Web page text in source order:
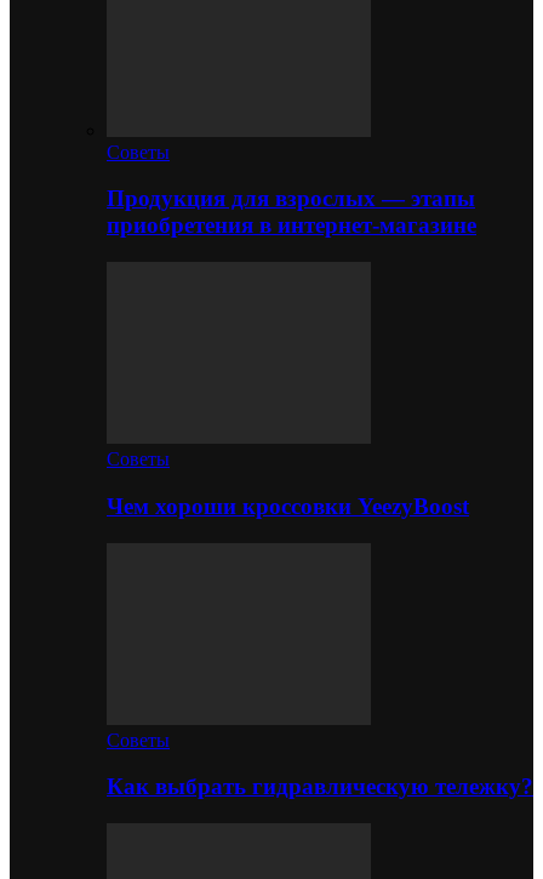
Советы
Продукция для взрослых — этапы
приобретения в интернет-магазине
Советы
Чем хороши кроссовки YeezyBoost
Советы
Как выбрать гидравлическую тележку?